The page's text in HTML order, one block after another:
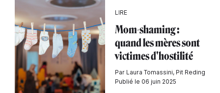
LIRE
Mom-shaming :
quand les mères sont
victimes d'hostilité
Par Laura Tomassini, Pit Reding
Publié le 06 juin 2025